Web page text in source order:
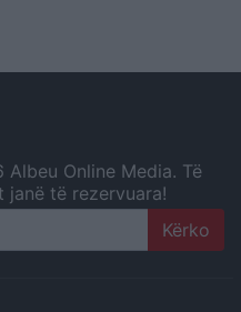
Albeu Online Media. Të
të rezervuara!